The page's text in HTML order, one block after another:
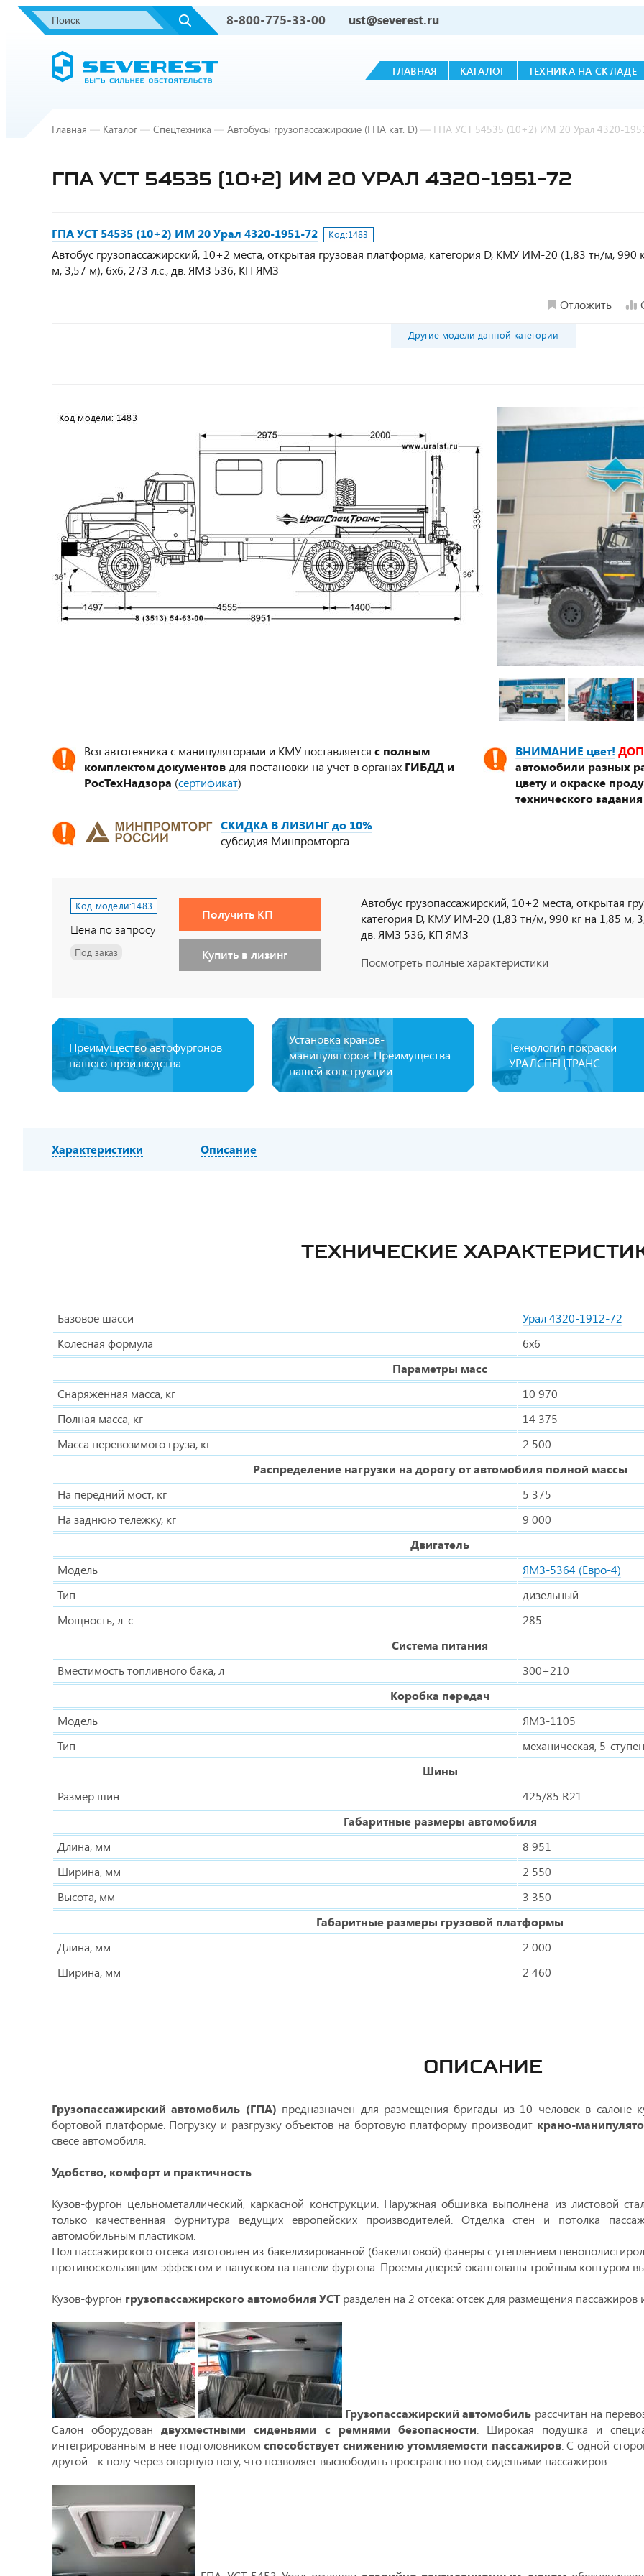
8-800-775-33-00 ust@severest.ru
ГЛАВНАЯ КАТАЛОГ ТЕХНИКА НА СКЛАДЕ
Главная — Каталог — Спецтехника — Автобусы грузопассажирские (ГПА кат. D) — ГПА УСТ 54535 (10+2) ИМ 20 Урал 4320-
ГПА УСТ 54535 (10+2) ИМ 20 УРАЛ 4320-1951-72
ГПА УСТ 54535 (10+2) ИМ 20 Урал 4320-1951-72 Код:1483
Автобус грузопассажирский, 10+2 места, открытая грузовая платформа, категория D, КМУ ИМ-20 (1,83 тн/м, 990
м, 3,57 м), 6х6, 273 л.с., дв. ЯМЗ 536, КП ЯМЗ
Отложить
Другие модели данной категории
Вся автотехника с манипуляторами и КМУ поставляется с полным
комплектом документов для постановки на учет в органах ГИБДД и
РосТехНадзора (сертификат)
ВНИМАНИЕ цвет!
автомобили разных
цвету и окраске
технического
СКИДКА В ЛИЗИНГ до 10%
субсидия Минпромторга
Код модели:1483
Цена по запросу
Под заказ
Получить КП
Купить в лизинг
Автобус грузопассажирский, 10+2 места, открытая
категория D, КМУ ИМ-20 (1,83 тн/м, 990 кг на 1,85 м,
дв. ЯМЗ 536, КП ЯМЗ
Посмотреть полные характеристики
Преимущество автофургонов
нашего производства
Установка кранов-
манипуляторов. Преимущества
нашей конструкции.
Технология покраски
УРАЛСПЕЦТРАНС
Характеристики Описание
ТЕХНИЧЕСКИЕ
Базовое шасси
Урал 4320-1912-72
Колесная формула
6х6
Параметры масс
Снаряженная масса, кг
10 970
Полная масса, кг
14 375
Масса перевозимого груза, кг
2 500
Распределение нагрузки на дорогу от автомобиля полной массы
На передний мост, кг
5 375
На заднюю тележку, кг
9 000
Двигатель
Модель
ЯМЗ-5364 (Евро-4)
Тип
дизельный
Мощность, л. с.
285
Система питания
Вместимость топливного бака, л
300+210
Коробка передач
Модель
ЯМЗ-1105
Тип
механическая, 5-
Шины
Размер шин
425/85 R21
Габаритные размеры автомобиля
Длина, мм
8 951
Ширина, мм
2 550
Высота, мм
3 350
Габаритные размеры грузовой платформы
Длина, мм
2 000
Ширина, мм
2 460
ОПИСАНИЕ
Грузопассажирский автомобиль (ГПА) предназначен для размещения бригады из 10 человек в салоне
бортовой платформе. Погрузку и разгрузку объектов на бортовую платформу производит крано-
свесе автомобиля.
Удобство, комфорт и практичность
Кузов-фургон цельнометаллический, каркасной конструкции. Наружная обшивка выполнена из листовой
только качественная фурнитура ведущих европейских производителей. Отделка стен и потолка
автомобильным пластиком.
Пол пассажирского отсека изготовлен из бакелизированной (бакелитовой) фанеры с утеплением
противоскользящим эффектом и напуском на панели фургона. Проемы дверей окантованы тройным контуром
Кузов-фургон грузопассажирского автомобиля УСТразделен на 2 отсека: отсек для размещения пассажиров
Грузопассажирский автомобиль рассчитан на
Салон оборудовандвухместными сиденьями с ремнями безопасности . Широкая подушка и
интегрированным в нее подголовникомспособствует снижению утомляемости пассажиров. С одной
другой - к полу через опорную ногу, что позволяет высвободить пространство под сиденьями пассажиров.